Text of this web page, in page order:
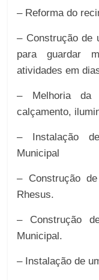
– Reforma do
– Construção de
para guardar
atividades em
– Melhoria da
calçamento,
– Instalação
Municipal
– Construção
Rhesus.
– Construção
Municipal.
– Instalação de